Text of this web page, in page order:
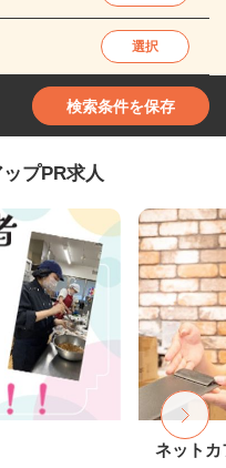
選択
検索条件を保存
プPR求人
ネットカ